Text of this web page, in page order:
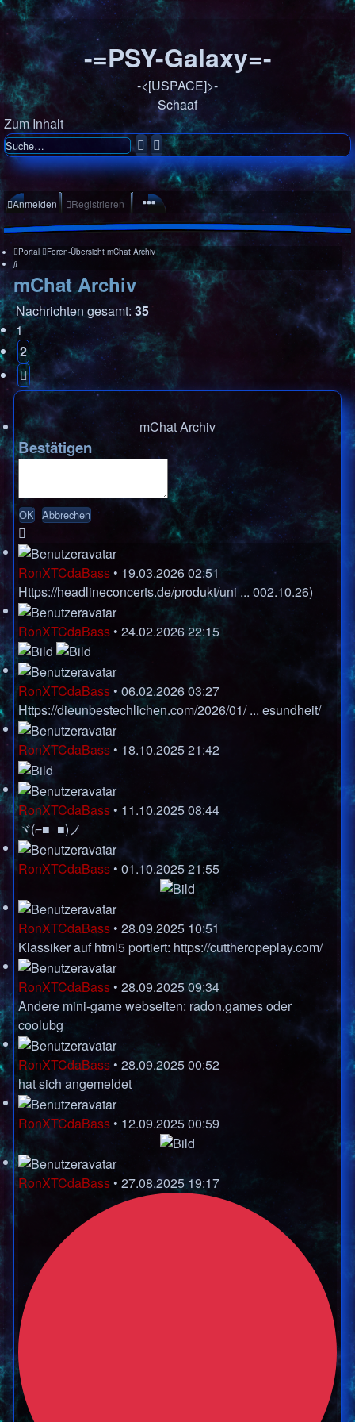
-=PSY-Galaxy=-
-<[USPACE]>-
Schaaf
Zum Inhalt
Suche
Erweiterte
Suche
Anmelden Registrieren
Portal Foren-Übersicht mChat Archiv
Suche
mChat Archiv
Nachrichten gesamt: 35
1
2
Nächste
mChat Archiv
Bestätigen
RonXTCdaBass • 19.03.2026 02:51
Https://headlineconcerts.de/produkt/uni ... 002.10.26)
RonXTCdaBass • 24.02.2026 22:15
RonXTCdaBass • 06.02.2026 03:27
Https://dieunbestechlichen.com/2026/01/ ... esundheit/
RonXTCdaBass • 18.10.2025 21:42
RonXTCdaBass• 11.10.2025 08:44
ヾ(⌐■_■)ノ
RonXTCdaBass• 01.10.2025 21:55
RonXTCdaBass • 28.09.2025 10:51
Klassiker auf html5 portiert: https://cuttheropeplay.com/
RonXTCdaBass • 28.09.2025 09:34
Andere mini-game webseiten: radon.gamesoder
coolubg
RonXTCdaBass • 28.09.2025 00:52
hat sich angemeldet
RonXTCdaBass • 12.09.2025 00:59
RonXTCdaBass • 27.08.2025 19:17